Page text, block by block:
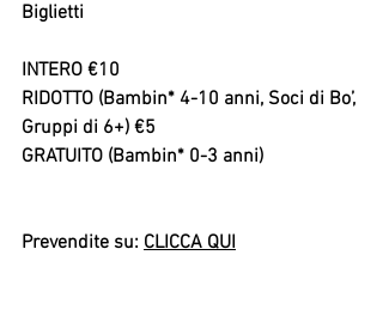
Biglietti
INTERO €10
RIDOTTO (Bambin* 4-10 anni, Soci di Bo’,
Gruppi di 6+) €5
GRATUITO (Bambin* 0-3 anni)
Prevendite su: CLICCA QUI